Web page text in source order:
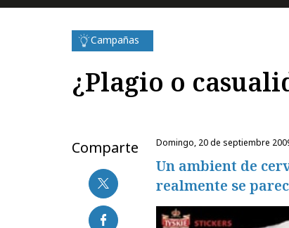
Campañas
¿Plagio o
Comparte domingo, 20 de septiembre
Un ambient de
realmente se